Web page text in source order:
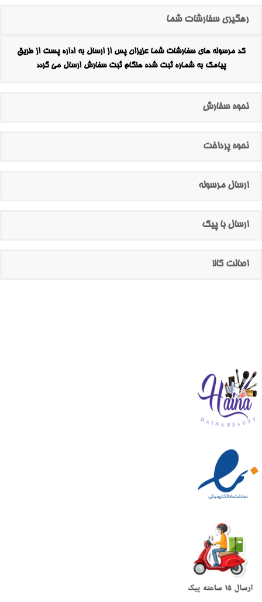
رهگیری سفارشات شما
کد مرسوله های سفارشات شما عزیزان پس از ارسال به اداره پست از طریق
پیامک به شماره ثبت شده هنگام ثبت سفارش ارسال می گردد
نحوه سفارش
نحوه پرداخت
ارسال مرسوله
ارسال با پیک
اصالت کالا